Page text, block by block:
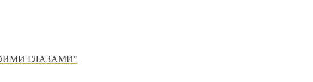
ГЛАЗАМИ"